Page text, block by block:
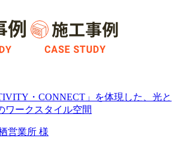
・CONNECT」を体現した、光と
ワークスタイル空間
営業所 様